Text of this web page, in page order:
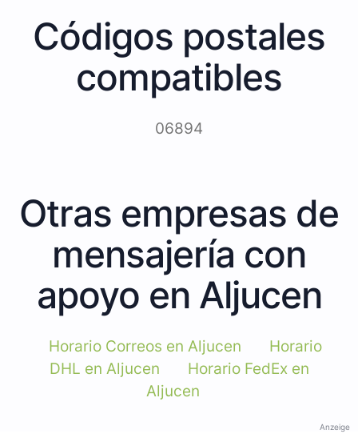
Códigos postales
compatibles
06894
Otras empresas de
mensajería con
apoyo en Aljucen
Horario Correos en Aljucen
Horario
DHL en Aljucen
Horario FedEx en
Aljucen
Anzeige